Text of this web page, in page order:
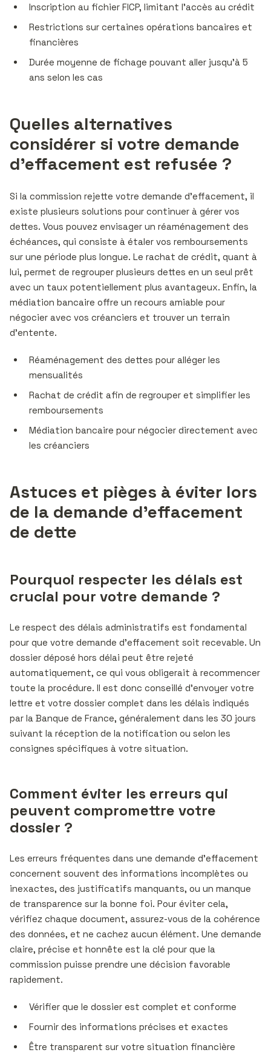
Inscription au fichier FICP, limitant l’accès au crédit
Restrictions sur certaines opérations bancaires et
financières
Durée moyenne de fichage pouvant aller jusqu’à 5
ans selon les cas
Quelles alternatives
considérer si votre demande
d’effacement est refusée ?
Si la commission rejette votre demande d’effacement, il
existe plusieurs solutions pour continuer à gérer vos
dettes. Vous pouvez envisager un réaménagement des
échéances, qui consiste à étaler vos remboursements
sur une période plus longue. Le rachat de crédit, quant à
lui, permet de regrouper plusieurs dettes en un seul prêt
avec un taux potentiellement plus avantageux. Enfin, la
médiation bancaire offre un recours amiable pour
négocier avec vos créanciers et trouver un terrain
d’entente.
Réaménagement des dettes pour alléger les
mensualités
Rachat de crédit afin de regrouper et simplifier les
remboursements
Médiation bancaire pour négocier directement avec
les créanciers
Astuces et pièges à éviter lors
de la demande d’effacement
de dette
Pourquoi respecter les délais est
crucial pour votre demande ?
Le respect des délais administratifs est fondamental
pour que votre demande d’effacement soit recevable. Un
dossier déposé hors délai peut être rejeté
automatiquement, ce qui vous obligerait à recommencer
toute la procédure. Il est donc conseillé d’envoyer votre
lettre et votre dossier complet dans les délais indiqués
par la Banque de France, généralement dans les 30 jours
suivant la réception de la notification ou selon les
consignes spécifiques à votre situation.
Comment éviter les erreurs qui
peuvent compromettre votre
dossier ?
Les erreurs fréquentes dans une demande d’effacement
concernent souvent des informations incomplètes ou
inexactes, des justificatifs manquants, ou un manque
de transparence sur la bonne foi. Pour éviter cela,
vérifiez chaque document, assurez-vous de la cohérence
des données, et ne cachez aucun élément. Une demande
claire, précise et honnête est la clé pour que la
commission puisse prendre une décision favorable
rapidement.
Vérifier que le dossier est complet et conforme
Fournir des informations précises et exactes
Être transparent sur votre situation financière